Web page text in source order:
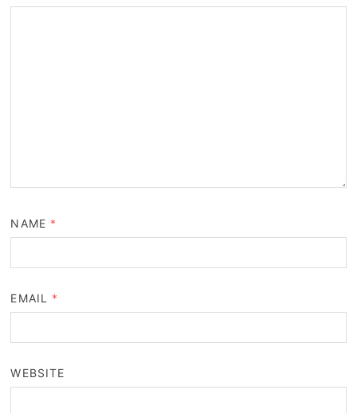
NAME *
EMAIL *
WEBSITE